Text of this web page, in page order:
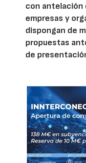
con antelación
empresas y
dispongan de
propuestas
de